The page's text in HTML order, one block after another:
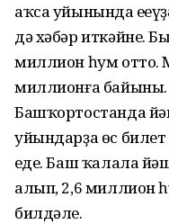
аҡса уйынында
дә хәбәр иткәйне.
миллион һум отто.
миллионға
Башҡортостанда
уйындарҙа өс
еңде. Баш ҡалала
алып, 2,6 миллион
билдәле.